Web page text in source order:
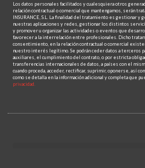
Los datos personales facilitados y cualesquiera otros
relación contractual o comercial que mantengamos, serán
INSURANCE, S.L. La finalidad del tratamiento es gestionar
nuestras aplicaciones y redes, gestionar los distintos
y promover u organizar las actividades o eventos que
favorecer a la interrelación entre profesionales. Dicho
consentimiento, en la relación contractual o comercial
nuestro interés legítimo. Se podrán ceder datos a terceros
auxiliares, el cumplimiento del contrato, o por estricta
transferencias internacionales de datos, a países con el
cuando proceda, acceder, rectificar, suprimir, oponerse, así
como se detalla en la información adicional y completa que
privacidad.